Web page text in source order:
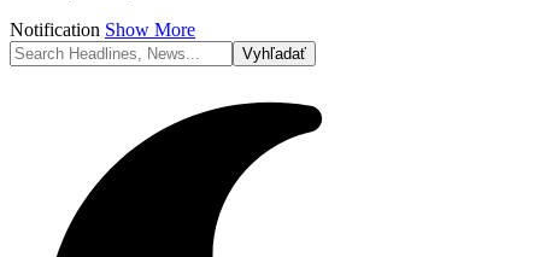
Notification Show More